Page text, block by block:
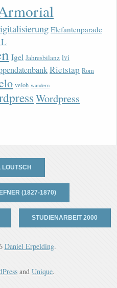
Elefantenparade
Igel Jahresbilanz lvi
Rietstap Rom
veloh wandern
Wordpress
(1827-1870)
STUDIENARBEIT 2000
Daniel Erpelding.
and Unique.